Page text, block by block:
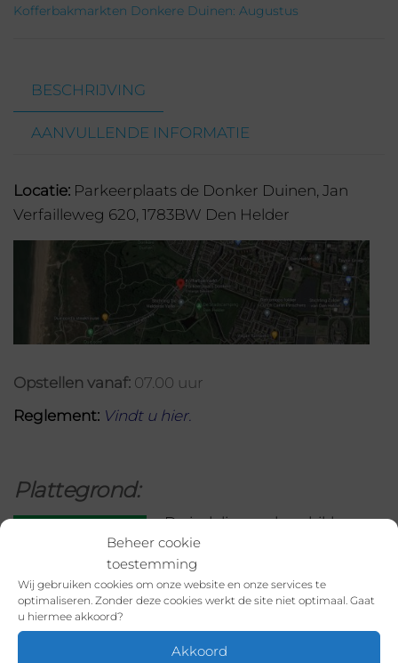
Beheer cookie
toestemming
Wij gebruiken cookies om onze website en onze services te
optimaliseren. Zonder deze cookies werkt de site niet optimaal. Gaat
u hiermee akkoord?
Akkoord
Kofferbakmarkten Donkere Duinen: Augustus
BESCHRIJVING
AANVULLENDE INFORMATIE
Locatie: Parkeerplaats de Donker Duinen, Jan
Verfailleweg 620, 1783BW Den Helder
Opstellen vanaf: 07.00 uur
Reglement: Vindt u hier.
Plattegrond:
De indeling en beschikbare
plaatsen kunt u terugvinden
op deze
plaatsen zijn ieder 7 meter
eerder verschillende tarieven